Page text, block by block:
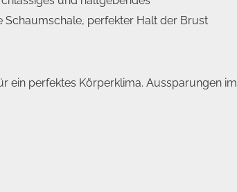
perfekter Halt der Brust
ein perfektes Körperklima. Aussparungen im